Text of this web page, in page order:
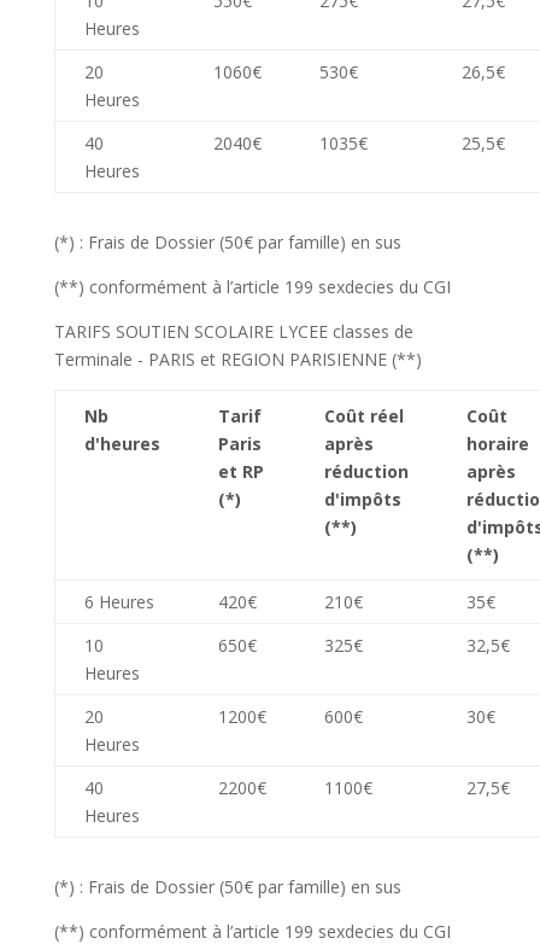
Heures
20
Heures
1060€ 530€ 26,5€
40
Heures
2040€ 1035€ 25,5€
(*) : Frais de Dossier (50€ par famille) en sus
(**) conformément à l’article 199 sexdecies du CGI
TARIFS SOUTIEN SCOLAIRE LYCEE classes de
Terminale - PARIS et REGION PARISIENNE (**)
Nb
d'heures
Tarif
Paris
et RP
(*)
Coût réel
après
réduction
d'impôts
(**)
Coût
horaire
après
(**)
6 Heures 420€ 210€
35€
10
Heures
650€ 325€ 32,5€
20
Heures
1200€ 600€ 30€
40
Heures
2200€ 1100€ 27,5€
(*) : Frais de Dossier (50€ par famille) en sus
(**) conformément à l’article 199 sexdecies du CGI